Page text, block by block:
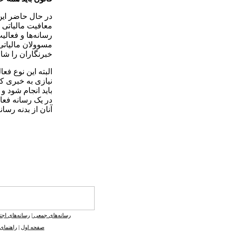
در حال حاضر
معافیت
رسانه‌ها و
مسوولان
خبرنگاران را
البته این نوع
نیازی به خبری
باید انجام
در یک رسانه
آنان از بدنه
رسانه‌های جمعی رسانه‌های
صفحه اول